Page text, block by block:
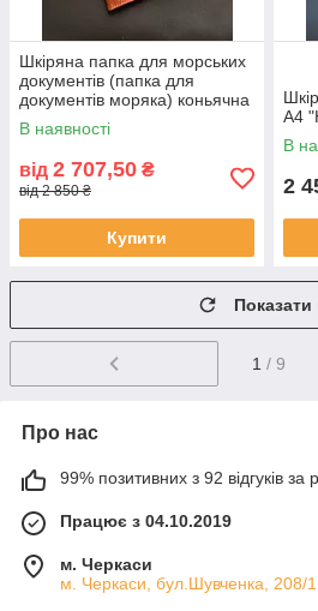
Шкіряна папка для морських
документів (папка для
документів моряка) коньячна
В наявності
від 2 707,50 ₴
від 2 850 ₴
Купити
А4
В
2
1 / 9
Про нас
99% позитивних з 92 відгуків за
Працює з 04.10.2019
м. Черкаси
м. Черкаси, бул.Шувченка, 208/